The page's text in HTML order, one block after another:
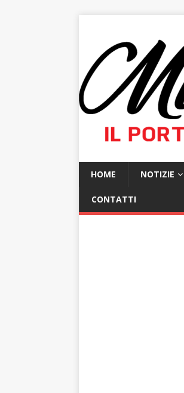
HOME NOTIZIE
CONTATTI